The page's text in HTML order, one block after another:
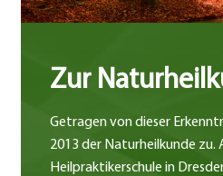
Zur
Getragen von dieser
2013 der Naturheilkunde zu.
Heilpraktikerschule in